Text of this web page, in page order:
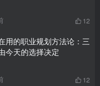
12
用的职业规划方法论：三
今天的选择决定
12